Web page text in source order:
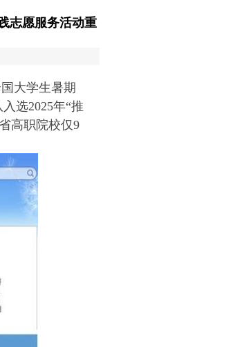
志愿服务活动重
大学生暑期
入选2025年“推
高职院校仅9